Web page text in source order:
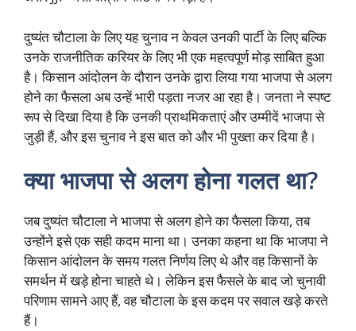
दुष्यंत चौटाला के लिए यह चुनाव न केवल उनकी पार्टी के लिए बल्कि
उनके राजनीतिक करियर के लिए भी एक महत्वपूर्ण मोड़ साबित हुआ
है। किसान आंदोलन के दौरान उनके द्वारा लिया गया भाजपा से अलग
होने का फैसला अब उन्हें भारी पड़ता नजर आ रहा है। जनता ने स्पष्ट
रूप से दिखा दिया है कि उनकी प्राथमिकताएं और उम्मीदें भाजपा से
जुड़ी हैं, और इस चुनाव ने इस बात को और भी पुख्ता कर दिया है।
क्या भाजपा से अलग होना गलत था?
जब दुष्यंत चौटाला ने भाजपा से अलग होने का फैसला किया, तब
उन्होंने इसे एक सही कदम माना था। उनका कहना था कि भाजपा ने
किसान आंदोलन के समय गलत निर्णय लिए थे और वह किसानों के
समर्थन में खड़े होना चाहते थे। लेकिन इस फैसले के बाद जो चुनावी
परिणाम सामने आए हैं, वह चौटाला के इस कदम पर सवाल खड़े करते
हैं।